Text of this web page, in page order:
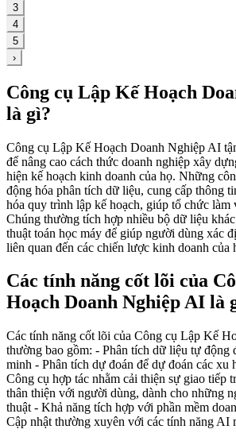
3
4
5
›
Công cụ Lập Kế Hoạch
là gì?
Công cụ Lập Kế Hoạch Doanh Nghiệp AI
để nâng cao cách thức doanh nghiệp xây
hiện kế hoạch kinh doanh của họ. Những
động hóa phân tích dữ liệu, cung cấp thông
hóa quy trình lập kế hoạch, giúp tổ chức làm
Chúng thường tích hợp nhiều bộ dữ liệu
thuật toán học máy để giúp người dùng xác
liên quan đến các chiến lược kinh doanh của
Các tính năng cốt lõi của
Hoạch Doanh Nghiệp AI là
Các tính năng cốt lõi của Công cụ Lập Kế
thường bao gồm: - Phân tích dữ liệu tự động
minh - Phân tích dự đoán để dự đoán các xu
Công cụ hợp tác nhằm cải thiện sự giao tiếp
thân thiện với người dùng, dành cho những
thuật - Khả năng tích hợp với phần mềm
Cập nhật thường xuyên với các tính năng AI